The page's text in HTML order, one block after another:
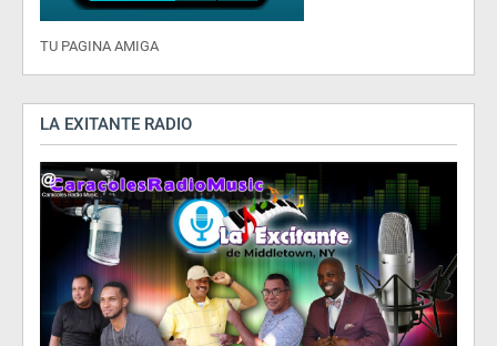
TU PAGINA AMIGA
LA EXITANTE RADIO